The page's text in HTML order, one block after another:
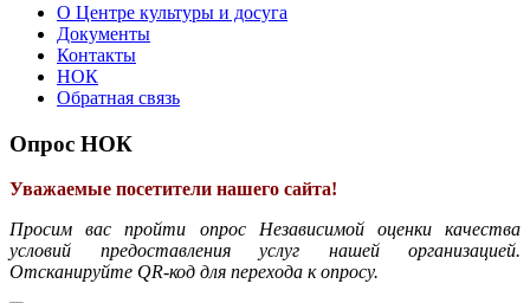
О Центре культуры и досуга
Документы
Контакты
НОК
Обратная связь
Опрос НОК
Уважаемые посетители нашего сайта!
Просим вас пройти опрос Независимой оценки качества
условий предоставления услуг нашей организацией.
Отсканируйте QR-код для перехода к опросу.